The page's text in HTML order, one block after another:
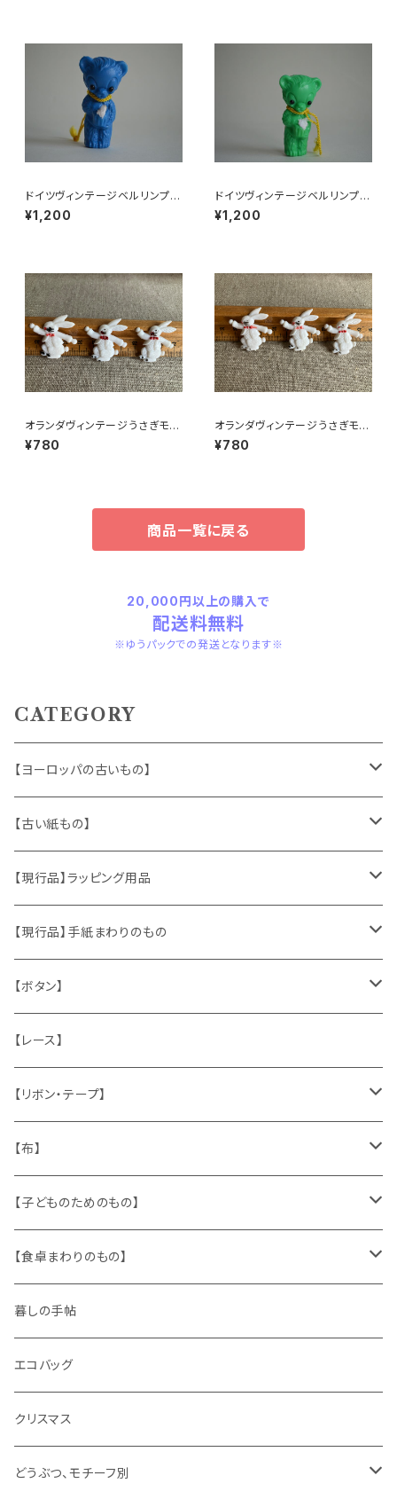
ドイツヴィンテージベルリンプラ
ベア青24
¥1,200
ドイツヴィンテージベルリンプラ
ベア緑112
¥1,200
オランダヴィンテージうさぎモチ
ーフプラパーツ30個セットNo16
1
¥780
オランダヴィンテージうさぎモチ
ーフプラパーツ30個セットNo6
4
¥780
商品一覧に戻る
20,000円以上の購入で
配送料無料
※ゆうパックでの発送となります※
CATEGORY
【ヨーロッパの古いもの】
ヴィンテージアクセサリー
おもちゃ、ぬいぐるみ
くま、テディベア
うさぎ
キャラクター
ピノキオ
ヴィンテージファブリック
ハンドメイド製品
お部屋に飾るもの
メタル製品
缶、箱
陶磁器
文房具
木製品
ミニチュア、ドールハウス
【古い紙もの】
切手、FDC
ポストカード、カレンダー
マッチラベル、食品ラベル
蔵書票、荷札、ビュバー、伝票
シール、ステッカー、クロモス
袋、箱、ナプキン、コースター
パズル、ゲーム
古本、古雑誌、古えほん
古レコード
古せっけん
ラッピングペーパー、壁紙
【現行品】ラッピング用品
伝票、タグ、シール
袋、ラッピングペーパー
ひも、テープ
【現行品】手紙まわりのもの
封筒、ポストカード
切手
スタンプ
文房具
【ボタン】
木
貝
メタル
ガラス
プラスチック
紙
【レース】
【リボン・テープ】
チロルテープ・イニシャルテープ
トリム
ワッペン
【布】
キッチンクロス、ナプキン
ニット
布地
【子どものためのもの】
身に着けるもの
【食卓まわりのもの】
ガラス
花びん
小物入れ
陶磁器
カップアンドソーサー
プレート
木製品
ホーロー
暮しの手帖
エコバッグ
クリスマス
どうぶつ、モチーフ別